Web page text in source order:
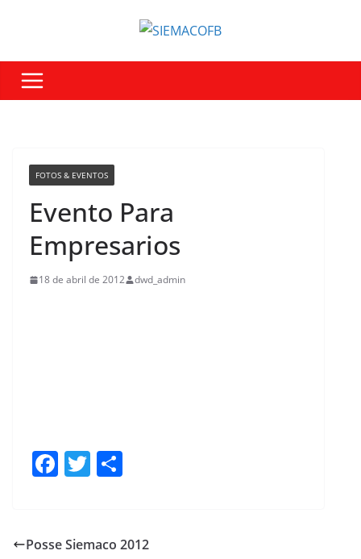
FOTOS & EVENTOS
Evento Para
Empresarios
18 de abril de 2012 dwd_admin
F
e
T
er e
Posse Siemaco 2012